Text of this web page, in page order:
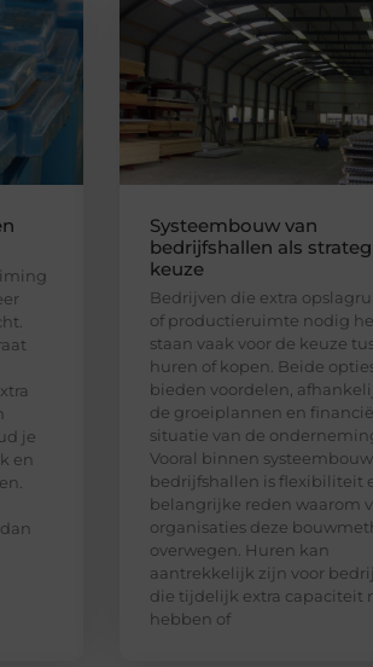
je
en
Systeembouw van
bedrijfshallen als
keuze
Bedrijven die extra
of productieruimte nodig
staan vaak voor de keuze
huren of kopen. Beide
bieden voordelen,
de groeiplannen en
situatie van de
Vooral binnen
bedrijfshallen is flexibiliteit
belangrijke reden waarom
organisaties deze
overwegen. Huren kan
aantrekkelijk zijn voor
die tijdelijk extra capaciteit
hebben of